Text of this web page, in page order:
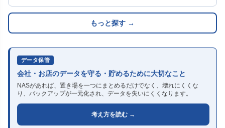
もっと探す →
データ保管
会社・お店のデータを守る・貯めるために大切なこと
NASがあれば、置き場を一つにまとめるだけでなく、壊れにくくな
り、バックアップが一元化され、データを失いにくくなります。
考え方を読む →